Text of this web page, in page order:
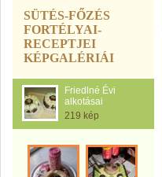
SÜTÉS-FŐZÉS
FORTÉLYAI-
RECEPTJEI
KÉPGALÉRIÁI
Friedlné Évi
alkotásai
219 kép